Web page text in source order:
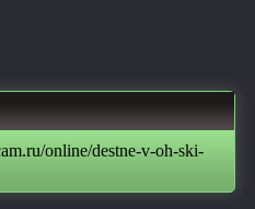
online/destne-v-oh-ski-